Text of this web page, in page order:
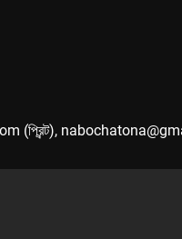
(প্রিন্ট),